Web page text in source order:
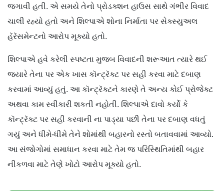
જગાવી હતી. એ સમયે તેનો પ્રોડક્શન હાઉસ સાથે ગંભીર વિવાદ
ચાલી રહ્યો હતો અને શિલ્પાએ શોના નિર્માતા પર સેક્સ્યુઅલ
હૅરૅસમેન્ટનો આરોપ મૂક્યો હતો.
શિલ્પાએ હવે કરેલી સ્પષ્ટતા મુજબ વિવાદની શરૂઆત ત્યારે થઈ
જ્યારે તેના પર એક ખાસ કૉન્ટ્રૅક્ટ પર સહી કરવા માટે દબાણ
કરવામાં આવ્યું હતું. આ કૉન્ટ્રૅક્ટને કારણે તે અન્ય કોઈ પ્રોજેક્ટ
અથવા કામ સ્વીકારી શકતી નહોતી. શિલ્પાએ દાવો કર્યો કે
કૉન્ટ્રૅક્ટ પર સહી કરવાની ના પાડ્યા પછી તેના પર દબાણ વધતું
ગયું અને ધીમે-ધીમે તેને શોમાંથી બહારનો રસ્તો બતાવવામાં આવ્યો.
આ સંજોગોમાં સમાધાન કરવા માટે તેમ જ પરિસ્થિતિમાંથી બહાર
નીકળવા માટે તેણે ખોટો આરોપ મૂક્યો હતો.